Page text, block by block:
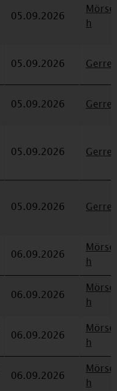
05.09.2026
h
05.09.2026
05.09.2026
05.09.2026
05.09.2026
06.09.2026
h
06.09.2026
h
06.09.2026
h
06.09.2026
h